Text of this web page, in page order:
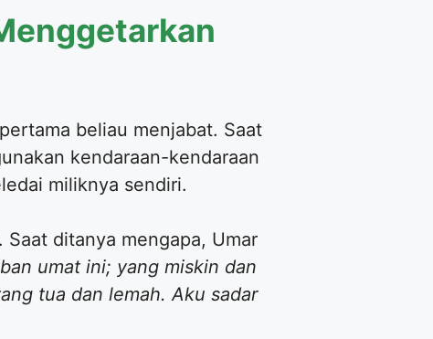
beliau menjabat. Saat
kendaraan-kendaraan
miliknya sendiri.
ditanya mengapa, Umar
umat ini; yang miskin dan
tua dan lemah. Aku sadar